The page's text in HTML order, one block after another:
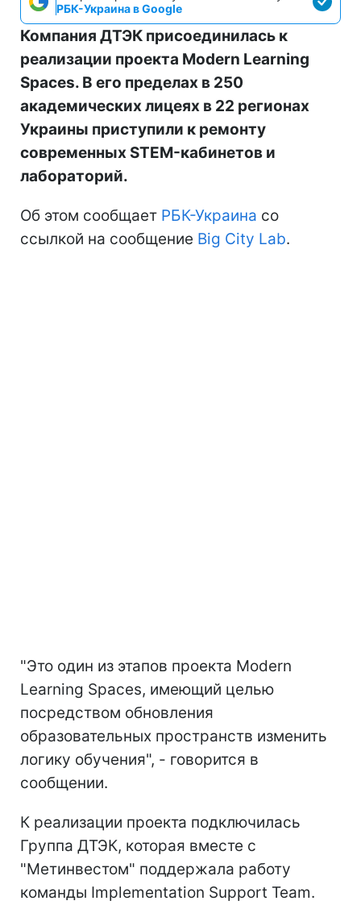
РБК-Украина в Google
Компания ДТЭК присоединилась к
реализации проекта Modern Learning
Spaces. В его пределах в 250
академических лицеях в 22 регионах
Украины приступили к ремонту
современных STEM-кабинетов и
лабораторий.
Об этом сообщает РБК-Украина со
ссылкой на сообщение Big City Lab.
"Это один из этапов проекта Modern
Learning Spaces, имеющий целью
посредством обновления
образовательных пространств изменить
логику обучения", - говорится в
сообщении.
К реализации проекта подключилась
Группа ДТЭК, которая вместе с
"Метинвестом" поддержала работу
команды Implementation Support Team.